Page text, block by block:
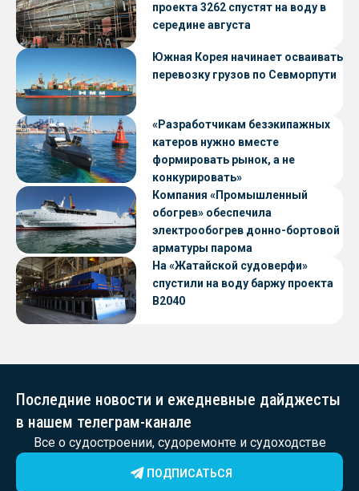
проекта 3262 спустят на воду в
середине августа
Южная Корея начинает осваивать
перевозку грузов по Севморпути
«Разработчикам безэкипажных
катеров нужно вместе
формировать рынок, а не
конкурировать»
Компания «Промышленный
обогрев» обеспечила
электрообогрев донно-бортовой
арматуры парома
«Петропавловск» проекта CNF22
На «Жатайской судоверфи»
спустили на воду баржу проекта
В2040
Последние новости и ежедневные дайджесты
в нашем телеграм-канале
Все о судостроении, судоремонте и судоходстве
ПОДПИСАТЬСЯ